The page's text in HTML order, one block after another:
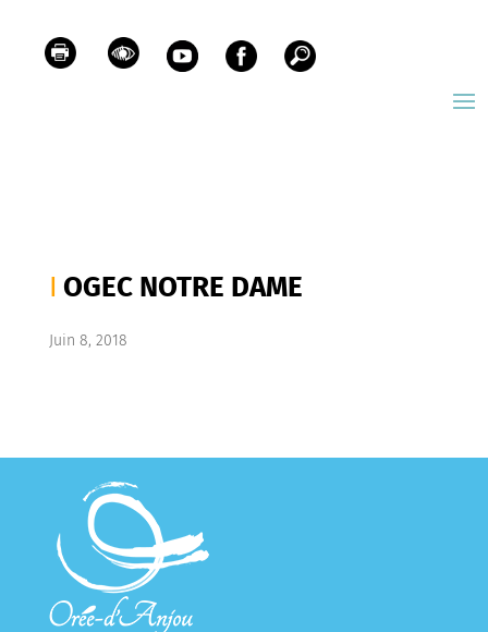
OGEC NOTRE DAME
Juin 8, 2018